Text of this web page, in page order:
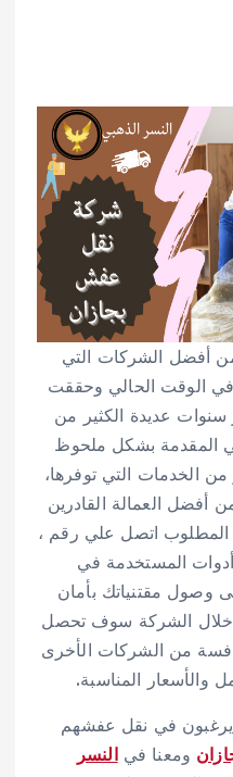
أفضل الشركات التي
الوقت الحالي وحققت
سنوات عديدة الكثير من
المقدمة بشكل ملحوظ
الخدمات التي توفرها،
أفضل العمالة القادرين
المطلوب اتصل علي رقم ،
المستخدمة في
وصول مقتنياتك بأمان
خلال الشركة سوف تحصل
من الشركات الأخرى
والأسعار المناسبة.
يرغبون في نقل عفشهم
ومعنا فيالنسر